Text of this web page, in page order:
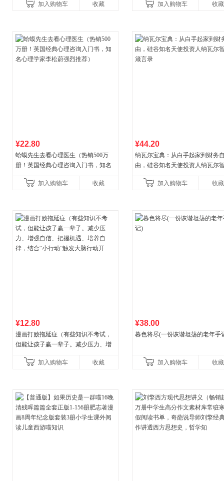
菘、张军、周黎安、王烁联
加入购物车 收藏 加入购物车 收藏
¥22.80
蛤蟆先生去看心理医生（热销500万
册！英国经典心理咨询入门书，知名
加入购物车
收藏
¥44.20
纳瓦尔宝典：从白手起家到财务
由，硅谷知名天使投资人纳瓦尔
加入购物车
收藏
¥12.80
漫画打败拖延症（有些知识不考试，
但能让孩子赢一辈子。减少压力、增
合“小行动”触发大脑行动开
加入购物车 收藏
¥38.00
暮色将尽(一份诙谐坦荡的老年手
加入购物车 收藏